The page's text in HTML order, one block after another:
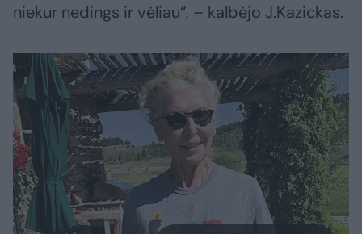
niekur nedings ir vėliau“, – kalbėjo J.Kazickas.